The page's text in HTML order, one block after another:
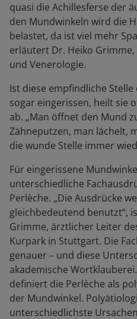
quasi die Achillesferse der
den Mundwinkeln wird die
belastet, da ist viel mehr
erläutert Dr. Heiko
und Venerologie.
Ist diese empfindliche
sogar eingerissen, heilt sie
ab. „Man öffnet den Mund
Zähneputzen, man lächelt,
die wunde Stelle immer
Für eingerissene
unterschiedliche
Perlèche. „Die Ausdrücke
gleichbedeutend benutzt“,
Grimme, ärztlicher Leiter
Kurpark in Stuttgart. Die
genauer – und diese
akademische
definiert die Perlèche als
der Mundwinkel.
unterschiedlichste